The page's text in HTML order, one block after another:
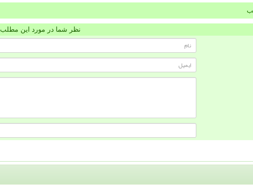
نظر شما در مورد این مطلب